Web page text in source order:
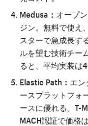
Medusa： オープ
ジン。無料で使え
スターで急成長す
ルを望む技術チー
ると、平均実装は4
Elastic Path： エン
ースプラットフォ
ースに優れる。T-
MACH認証で価格